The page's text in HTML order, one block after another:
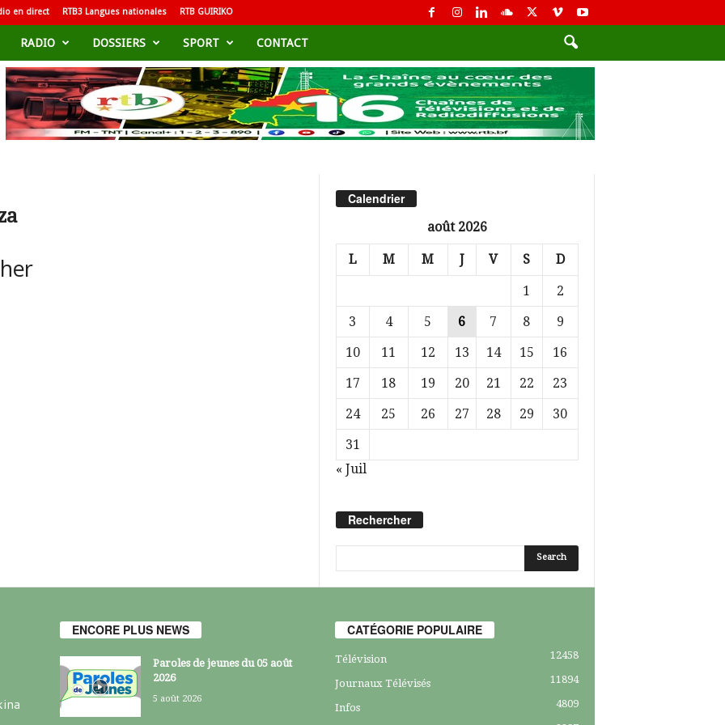
en direct RTB3 Langues nationales RTB GUIRIKO
RADIO DOSSIERS SPORT CONTACT
Calendrier
août 2026
L M M J V S D
1
2
3
4 5 6 7 8
9
10
11 12 13 14 15
16
17
18 19 20 21 22
23
24
25 26 27 28 29
30
31
« Juil
Rechercher
ENCORE PLUS NEWS
Paroles de jeunes du 05 août
2026
5 août 2026
CATÉGORIE POPULAIRE
Télévision 12458
Journaux Télévisés 11894
Infos
4809